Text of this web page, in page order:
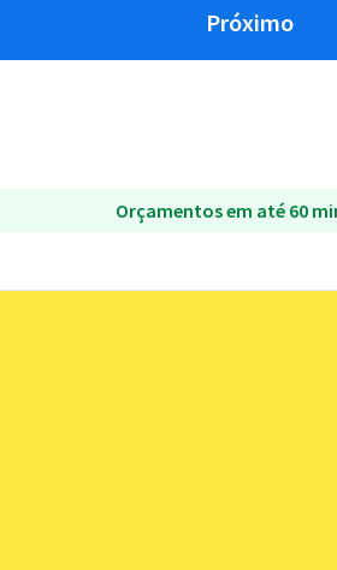
Próximo
Orçamentos em até 60